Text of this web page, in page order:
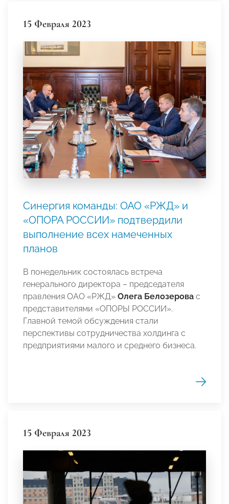
15 Февраля 2023
Синергия команды: ОАО «РЖД» и
«ОПОРА РОССИИ» подтвердили
выполнение всех намеченных
планов
В понедельник состоялась встреча
генерального директора – председателя
правления ОАО «РЖД» Олега Белозерова с
представителями «ОПОРЫ РОССИИ».
Главной темой обсуждения стали
перспективы сотрудничества холдинга с
предприятиями малого и среднего бизнеса.
15 Февраля 2023